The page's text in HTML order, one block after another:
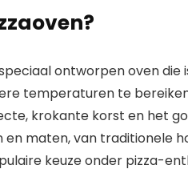
ontworpen oven
temperaturen te
krokante korst en het
en maten, van traditionele
keuze onder pizza-